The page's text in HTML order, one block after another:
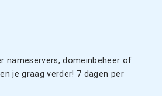
nameservers, domeinbeheer of
je graag verder! 7 dagen per